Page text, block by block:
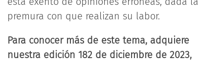
premura con que realizan su labor.
Para conocer más de este tema, adquiere
nuestra edición 182 de diciembre de 2023,